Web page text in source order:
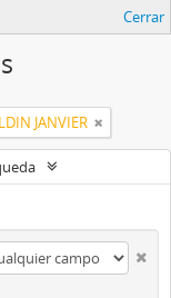
Cerrar
JANVIER